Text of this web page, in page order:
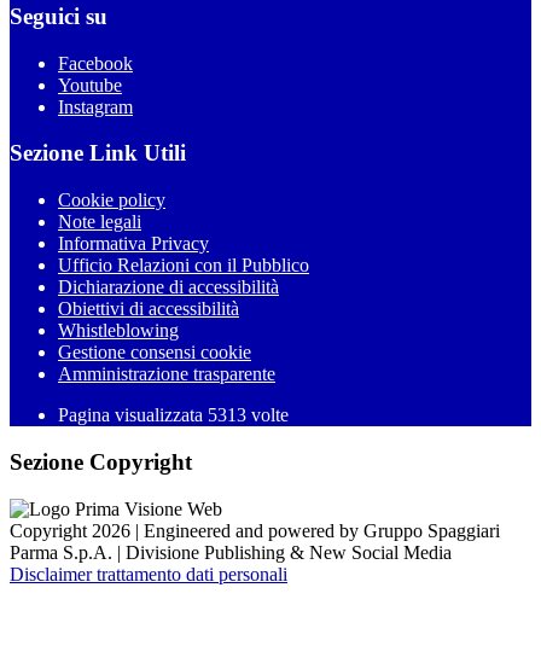
Seguici su
Facebook
Youtube
Instagram
Sezione Link Utili
Cookie policy
Note legali
Informativa Privacy
Ufficio Relazioni con il Pubblico
Dichiarazione di accessibilità
Obiettivi di accessibilità
Whistleblowing
Gestione consensi cookie
Amministrazione trasparente
Pagina visualizzata 5313 volte
Sezione Copyright
Copyright 2026 | Engineered and powered by Gruppo Spaggiari
Parma S.p.A. | Divisione Publishing & New Social Media
Disclaimer trattamento dati personali